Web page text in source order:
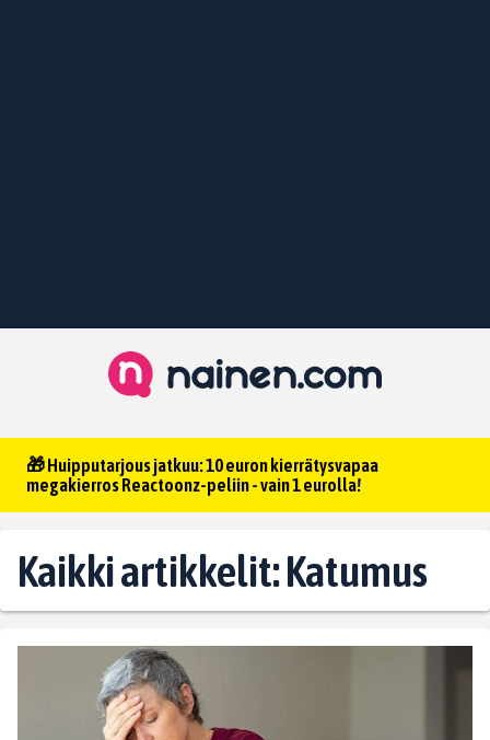
🎁 Huipputarjous jatkuu: 10 euron kierrätysvapaa
megakierros Reactoonz-peliin - vain 1 eurolla!
Kaikki artikkelit: Katumus